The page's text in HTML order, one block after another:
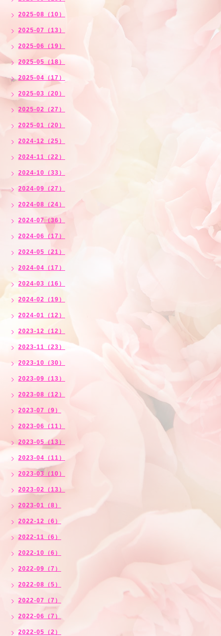
2025-08（10）
2025-07（13）
2025-06（19）
2025-05（18）
2025-04（17）
2025-03（20）
2025-02（27）
2025-01（20）
2024-12（25）
2024-11（22）
2024-10（33）
2024-09（27）
2024-08（24）
2024-07（36）
2024-06（17）
2024-05（21）
2024-04（17）
2024-03（16）
2024-02（19）
2024-01（12）
2023-12（12）
2023-11（23）
2023-10（30）
2023-09（13）
2023-08（12）
2023-07（9）
2023-06（11）
2023-05（13）
2023-04（11）
2023-03（10）
2023-02（13）
2023-01（8）
2022-12（6）
2022-11（6）
2022-10（6）
2022-09（7）
2022-08（5）
2022-07（7）
2022-06（7）
2022-05（2）